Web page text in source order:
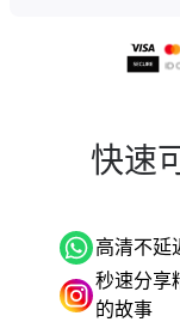
快速
高清不延
秒速分享
的故事